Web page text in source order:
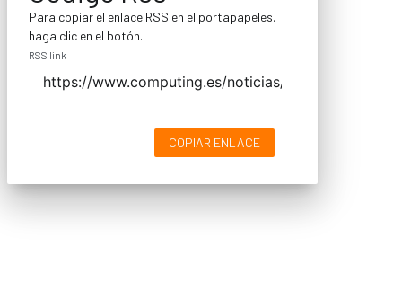
Para copiar el enlace RSS en el portapapeles,
haga clic en el botón.
RSS link
COPIAR ENLACE